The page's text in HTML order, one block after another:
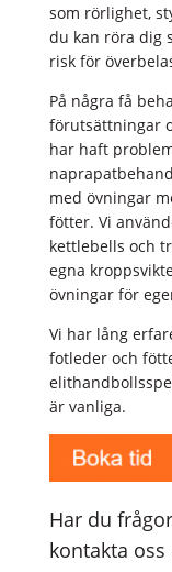
som rörlighet,
du kan röra dig
risk för
På några få
förutsättningar
har haft
med övningar
fötter. Vi
kettlebells och
egna
övningar för
Vi har lång
fotleder och
är vanliga.
Har du
kontakta oss